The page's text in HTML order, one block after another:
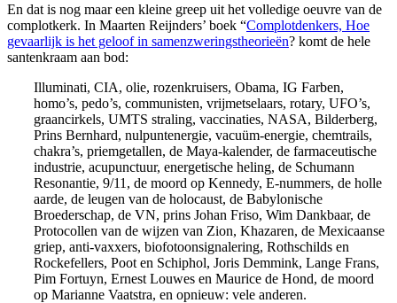
En dat is nog maar een kleine greep uit het volledige oeuvre van de
complotkerk. In Maarten Reijnders’ boek “Complotdenkers, Hoe
gevaarlijk is het geloof in samenzweringstheorieën? komt de hele
santenkraam aan bod:
Illuminati, CIA, olie, rozenkruisers, Obama, IG Farben,
homo’s, pedo’s, communisten, vrijmetselaars, rotary, UFO’s,
graancirkels, UMTS straling, vaccinaties, NASA, Bilderberg,
Prins Bernhard, nulpuntenergie, vacuüm-energie, chemtrails,
chakra’s, priemgetallen, de Maya-kalender, de farmaceutische
industrie, acupunctuur, energetische heling, de Schumann
Resonantie, 9/11, de moord op Kennedy, E-nummers, de holle
aarde, de leugen van de holocaust, de Babylonische
Broederschap, de VN, prins Johan Friso, Wim Dankbaar, de
Protocollen van de wijzen van Zion, Khazaren, de Mexicaanse
griep, anti-vaxxers, biofotoonsignalering, Rothschilds en
Rockefellers, Poot en Schiphol, Joris Demmink, Lange Frans,
Pim Fortuyn, Ernest Louwes en Maurice de Hond, de moord
op Marianne Vaatstra, en opnieuw: vele anderen.